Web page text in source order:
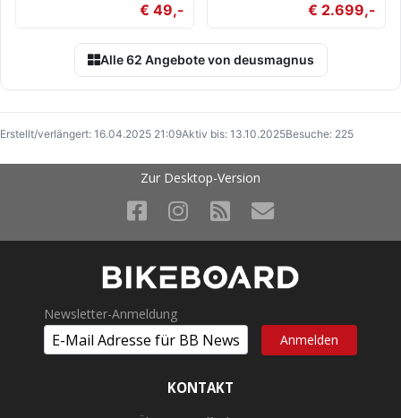
€ 49,- € 2.699,-
Alle 62 Angebote von deusmagnus
Erstellt/verlängert: 16.04.2025 21:09Aktiv bis: 13.10.2025Besuche: 225
Zur Desktop-Version
Newsletter-Anmeldung
KONTAKT